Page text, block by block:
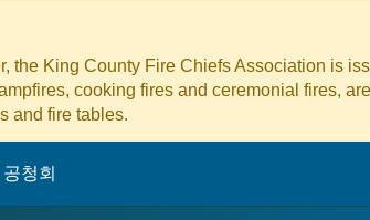
the King County Fire Chiefs Association is
cooking fires and ceremonial fires,
and fire tables.
청회